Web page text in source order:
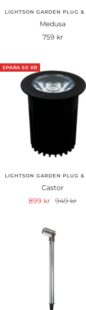
LIGHTSON GARDEN PLUG &
Medusa
Rea-
759 kr
SPARA 50 KR
LIGHTSON GARDEN PLUG &
Castor
Rea-
899 kr Pris
949 kr